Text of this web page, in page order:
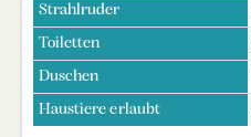
Strahlruder
Toiletten
Duschen
Haustiere erlaubt